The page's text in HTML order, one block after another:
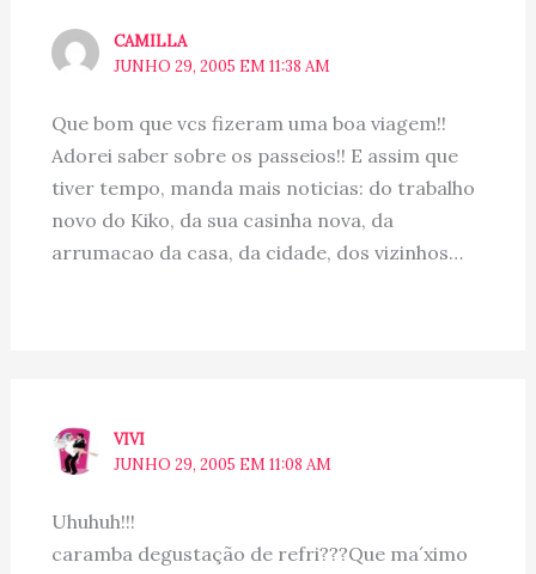
CAMILLA
JUNHO 29, 2005 EM 11:38 AM
Que bom que vcs fizeram uma boa viagem!!
Adorei saber sobre os passeios!! E assim que
tiver tempo, manda mais noticias: do trabalho
novo do Kiko, da sua casinha nova, da
arrumacao da casa, da cidade, dos vizinhos…
VIVI
JUNHO 29, 2005 EM 11:08 AM
Uhuhuh!!!
caramba degustação de refri???Que ma´ximo